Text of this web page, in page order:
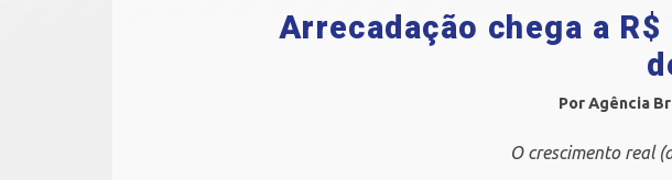
Arrecadação chega a
Por Agência
O crescimento real